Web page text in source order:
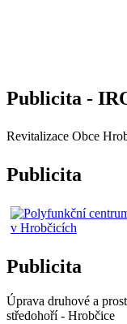
Publicita -
Revitalizace Obce
Publicita
Publicita
Úprava druhové a
středohoří - Hrobčice